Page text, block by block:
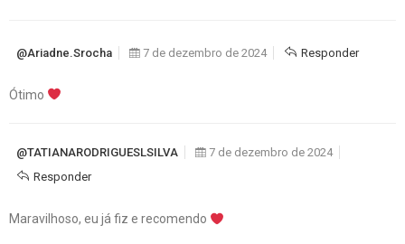
@ariadne.srocha 7 de dezembro de 2024 Responder
Ótimo
@TATIANARODRIGUESLSILVA
7 de dezembro de 2024
Responder
Maravilhoso, eu já fiz e recomendo